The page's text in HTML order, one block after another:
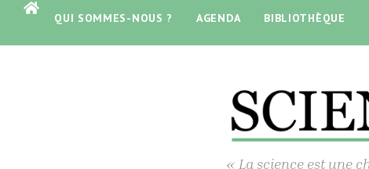
QUI SOMMES-NOUS ? AGENDA BIBLIOTHÈQUE
« La science est une